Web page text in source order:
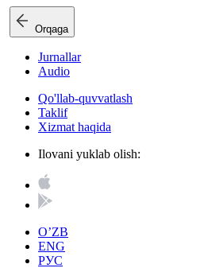
Orqaga
Jurnallar
Audio
Qo'llab-quvvatlash
Taklif
Xizmat haqida
Ilovani yuklab olish:
O’ZB
ENG
РУС